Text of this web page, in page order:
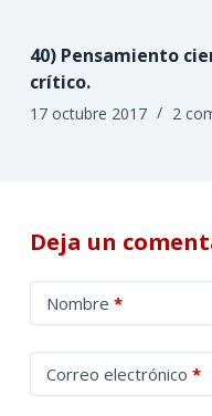
40) Pensamiento
crítico.
17 octubre 2017 2
Deja un
Nombre *
Correo electrónico *
l
t